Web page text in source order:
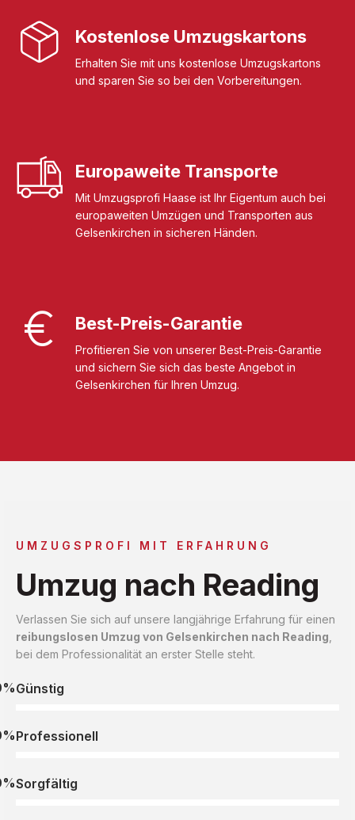
Kostenlose Umzugskartons
Erhalten Sie mit uns kostenlose Umzugskartons
und sparen Sie so bei den Vorbereitungen.
Europaweite Transporte
Mit Umzugsprofi Haase ist Ihr Eigentum auch bei
europaweiten Umzügen und Transporten aus
Gelsenkirchen in sicheren Händen.
Best-Preis-Garantie
Profitieren Sie von unserer Best-Preis-Garantie
und sichern Sie sich das beste Angebot in
Gelsenkirchen für Ihren Umzug.
UMZUGSPROFI MIT ERFAHRUNG
Umzug nach Reading
Verlassen Sie sich auf unsere langjährige Erfahrung für einen
reibungslosen Umzug von Gelsenkirchen nach Reading
bei dem Professionalität an erster Stelle steht.
Günstig
Professionell
Sorgfältig